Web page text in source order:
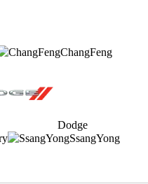
ChangFeng
Dodge
SsangYong